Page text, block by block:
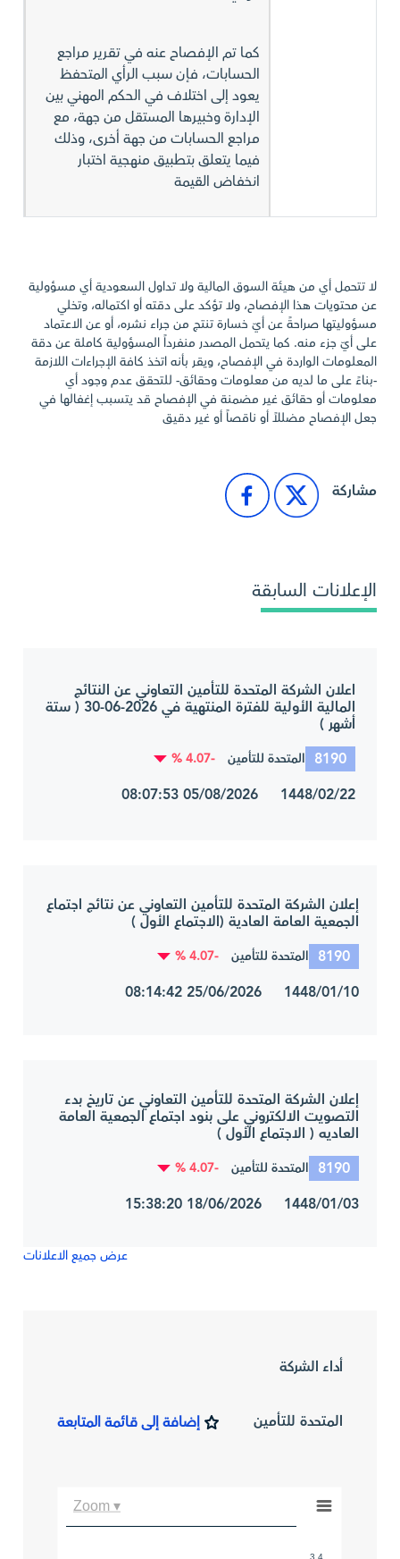
كما تم الإفصاح عنه في تقرير مراجع
الحسابات، فإن سبب الرأي المتحفظ
يعود إلى اختلاف في الحكم المهني بين
الإدارة وخبيرها المستقل من جهة، مع
مراجع الحسابات من جهة أخرى، وذلك
فيما يتعلق بتطبيق منهجية اختبار
انخفاض القيمة
لا تتحمل أي من هيئة السوق المالية ولا تداول السعودية أي مسؤولية
عن محتويات هذا الإفصاح، ولا تؤكد على دقته أو اكتماله، وتخلي
مسؤوليتها صراحةً عن أيّ خسارة تنتج من جراء نشره، أو عن الاعتماد
على أيّ جزء منه. كما يتحمل المصدر منفرداً المسؤولية كاملة عن دقة
المعلومات الواردة في الإفصاح، ويقر بأنه اتخذ كافة الإجراءات اللازمة
-بناءً على ما لديه من معلومات وحقائق- للتحقق عدم وجود أي
معلومات أو حقائق غير مضمنة في الإفصاح قد يتسبب إغفالها في
جعل الإفصاح مضللاً أو ناقصاً أو غير دقيق
مشاركة
الإعلانات السابقة
اعلان الشركة المتحدة للتأمين التعاوني عن النتائج
المالية الأولية للفترة المنتهية في 2026-06-30 ( ستة
أشهر )
8190 المتحدة للتأمين -4.07 %
1448/02/22 05/08/2026 08:07:53
إعلان الشركة المتحدة للتأمين التعاوني عن نتائج اجتماع
الجمعية العامة العادية (الاجتماع الأول )
8190 المتحدة للتأمين -4.07 %
1448/01/10 25/06/2026 08:14:42
إعلان الشركة المتحدة للتأمين التعاوني عن تاريخ بدء
التصويت الالكتروني على بنود اجتماع الجمعية العامة
العاديه ( الاجتماع الأول )
8190 المتحدة للتأمين -4.07 %
1448/01/03 18/06/2026 15:38:20
عرض جميع الاعلانات
أداء الشركة
المتحدة للتأمين إضافة إلى قائمة المتابعة
3.4
Zoom ▾